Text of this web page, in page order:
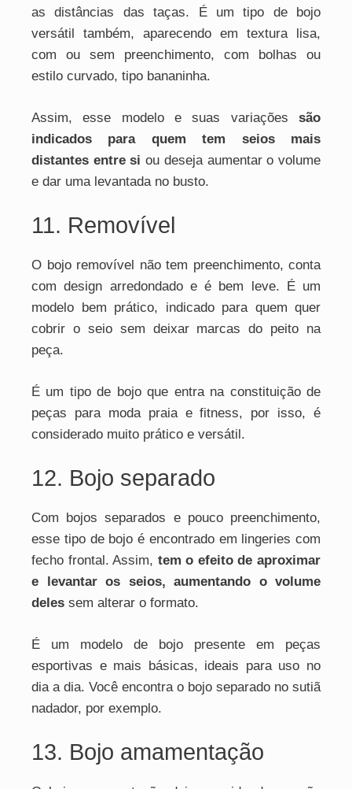
as distâncias das taças. É um tipo de bojo
versátil também, aparecendo em textura lisa,
com ou sem preenchimento, com bolhas ou
estilo curvado, tipo bananinha.
Assim, esse modelo e suas variações são
indicados para quem tem seios mais
distantes entre si ou deseja aumentar o volume
e dar uma levantada no busto.
11. Removível
O bojo removível não tem preenchimento, conta
com design arredondado e é bem leve. É um
modelo bem prático, indicado para quem quer
cobrir o seio sem deixar marcas do peito na
peça.
É um tipo de bojo que entra na constituição de
peças para moda praia e fitness, por isso, é
considerado muito prático e versátil.
12. Bojo separado
Com bojos separados e pouco preenchimento,
esse tipo de bojo é encontrado em lingeries com
fecho frontal. Assim, tem o efeito de aproximar
e levantar os seios, aumentando o volume
deles sem alterar o formato.
É um modelo de bojo presente em peças
esportivas e mais básicas, ideais para uso no
dia a dia. Você encontra o bojo separado no sutiã
nadador, por exemplo.
13. Bojo amamentação